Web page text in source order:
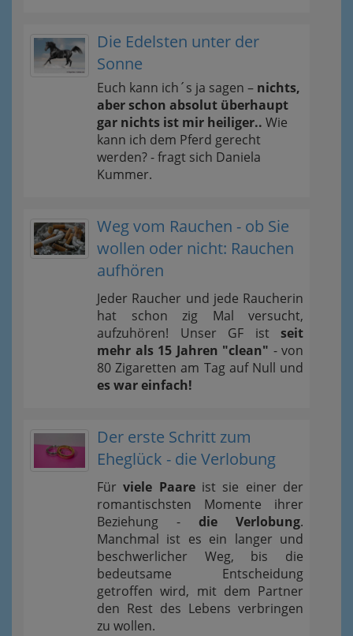
Die Edelsten unter der
Sonne
Euch kann ich´s ja sagen – nichts,
aber schon absolut überhaupt
gar nichts ist mir heiliger.. Wie
kann ich dem Pferd gerecht
werden? - fragt sich Daniela
Kummer.
Weg vom Rauchen - ob Sie
wollen oder nicht: Rauchen
aufhören
Jeder Raucher und jede Raucherin
hat schon zig Mal versucht,
aufzuhören! Unser GF ist seit
mehr als 15 Jahren "clean" - von
80 Zigaretten am Tag auf Null und
es war einfach!
Der erste Schritt zum
Eheglück - die Verlobung
Fürviele Paareist sie einer der
romantischsten Momente ihrer
Beziehung - die Verlobung.
Manchmal ist es ein langer und
beschwerlicher Weg, bis die
bedeutsame Entscheidung
getroffen wird, mit dem Partner
den Rest des Lebens verbringen
zu wollen.